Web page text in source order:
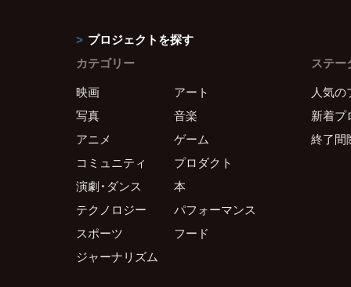
プロジェクトを探す
カテゴリー
映画
アート
写真
音楽
アニメ
ゲーム
コミュニティ
プロダクト
演劇・ダンス
本
テクノロジー
パフォーマンス
スポーツ
フード
ジャーナリズム
ステー
人気の
新着プ
終了間